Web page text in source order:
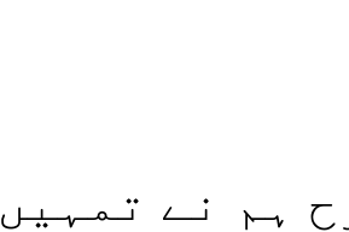
ہم نے تمہیں